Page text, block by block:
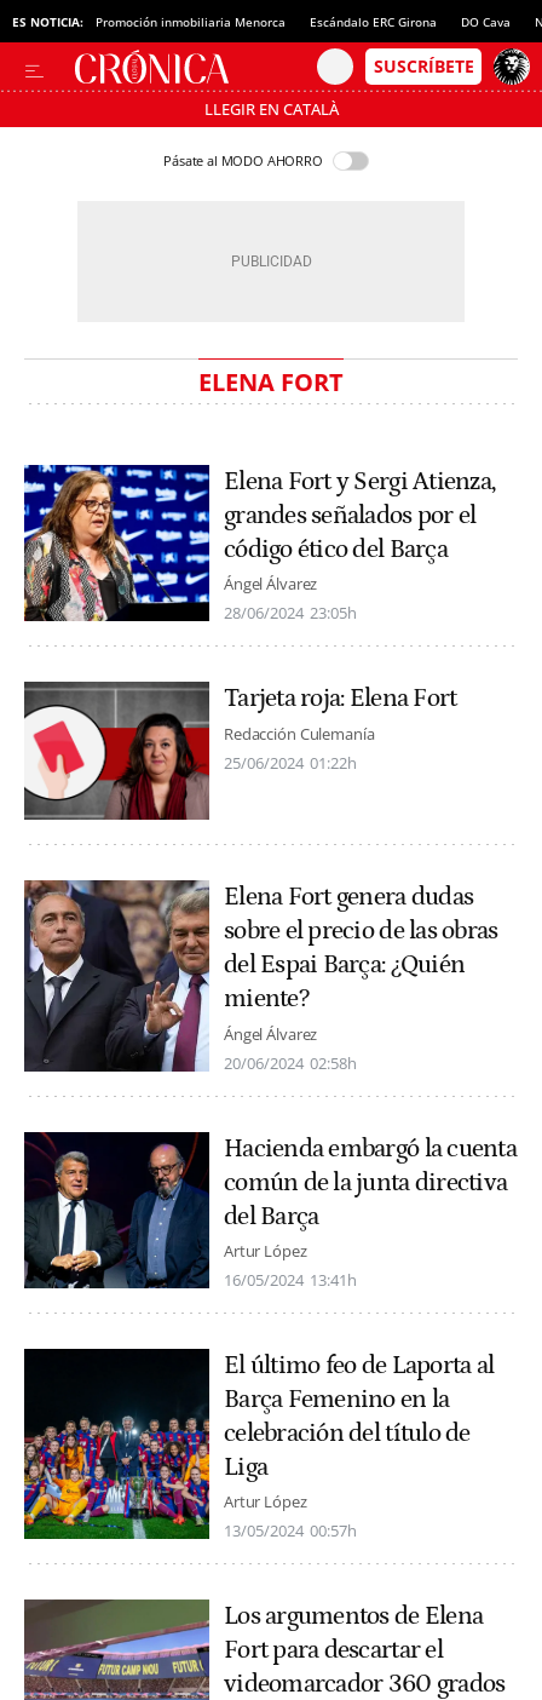
ES NOTICIA: Promoción inmobiliaria Menorca Escándalo ERC Girona DO Cava
LLEGIR EN CATALÀ
Pásate al MODO AHORRO
ELENA FORT
Elena Fort y Sergi Atienza,
grandes señalados por el
código ético del Barça
Ángel Álvarez
28/06/2024 23:05h
Tarjeta roja: Elena Fort
Redacción Culemanía
25/06/2024 01:22h
Elena Fort genera dudas
sobre el precio de las obras
del Espai Barça: ¿Quién
miente?
Ángel Álvarez
20/06/2024 02:58h
Hacienda embargó la cuenta
común de la junta directiva
del Barça
Artur López
16/05/2024 13:41h
El último feo de Laporta al
Barça Femenino en la
celebración del título de
Liga
Artur López
13/05/2024 00:57h
Los argumentos de Elena
Fort para descartar el
videomarcador 360 grados